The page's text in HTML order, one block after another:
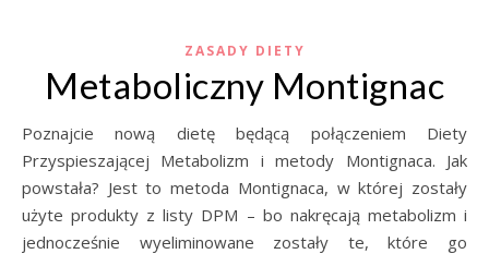
ZASADY DIETY
Metaboliczny Montignac
Poznajcie nową dietę będącą połączeniem Diety
Przyspieszającej Metabolizm i metody Montignaca. Jak
powstała? Jest to metoda Montignaca, w której zostały
użyte produkty z listy DPM – bo nakręcają metabolizm i
jednocześnie wyeliminowane zostały te, które go